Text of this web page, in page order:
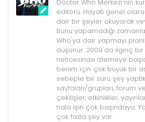
Doctor Who Merkezi'nin
editörü. Hayatı genel
dair bir şeyler okuyarak
Bunu yapamadığı
Who'ya dair yapmayı
düşünür. 2009'da ilginç bir
neticesinde izlemeye
benim için çok büyük bir
sebeple bir sürü şey
sayfaları/grupları, forum
çekilişler, etkinlikler,
hala işin çok başındayız.
çok fazla şey var.